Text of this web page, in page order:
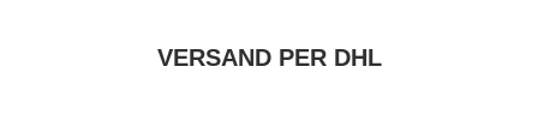
VERSAND PER DHL